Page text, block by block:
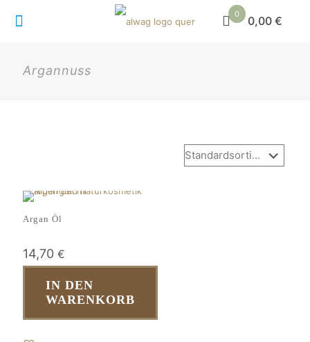
0 0,00 €
Argannuss
Argan Öl
14,70 €
IN DEN
WARENKORB